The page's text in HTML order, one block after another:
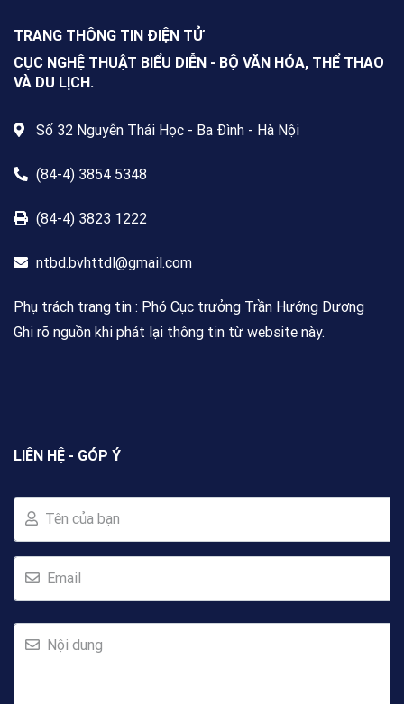
Nam trong và ngoài nước, không
giới hạn độ tuổi, nghề nghiệp hay
nơi cư trú.
TRANG THÔNG TIN ĐIỆN TỬ
CỤC NGHỆ THUẬT BIỂU DIỄN - BỘ VĂN HÓA, THỂ THAO
VÀ DU LỊCH.
Số 32 Nguyễn Thái Học - Ba Đình - Hà Nội
(84-4) 3854 5348
(84-4) 3823 1222
ntbd.bvhttdl@gmail.com
Phụ trách trang tin : Phó Cục trưởng Trần Hướng Dương
Ghi rõ nguồn khi phát lại thông tin từ website này.
LIÊN HỆ - GÓP Ý
Tên của bạn
Email
Nội dung